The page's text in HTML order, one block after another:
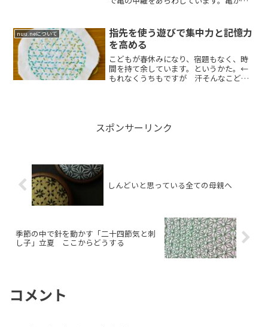
nuu.neについて
指先を使う遊びで集中力と記憶力
を高める
こどもが春休みになり、宿題もなく、時
間を持て余しています。というかた。←
もれなくうちもですが 汗そんなこども
スポンサーリンク
しんどいと思っている全ての母親へ
季節の中で針を動かす「二十四節気と刺
し子」立夏 ここからどうする
コメント